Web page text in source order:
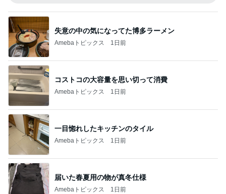
失意の中の気になってた博多ラーメン
Amebaトピックス 1日前
コストコの大容量を思い切って消費
Amebaトピックス 1日前
一目惚れしたキッチンのタイル
Amebaトピックス 1日前
届いた春夏用の物が真冬仕様
Amebaトピックス 1日前